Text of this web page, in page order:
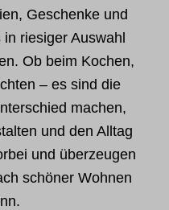
Geschenke und
riesiger Auswahl
Ob beim Kochen,
– es sind die
machen,
und den Alltag
und überzeugen
schöner Wohnen